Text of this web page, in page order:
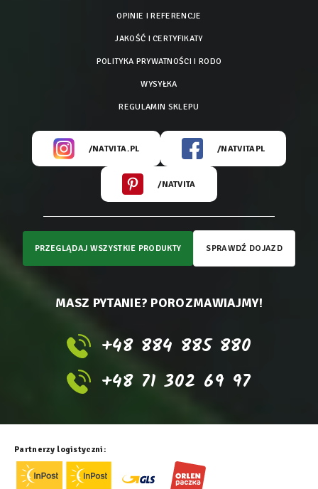
OPINIE I REFERENCJE
JAKOŚĆ I CERTYFIKATY
POLITYKA PRYWATNOŚCI I RODO
WYSYŁKA
REGULAMIN SKLEPU
/NATVITA.PL /NATVITAPL
/NATVITA
PRZEGLĄDAJ WSZYSTKIE PRODUKTY SPRAWDŹ DOJAZD
MASZ PYTANIE? POROZMAWIAJMY!
+48 884 885 880
+48 71 302 69 97
Partnerzy logistyczni: